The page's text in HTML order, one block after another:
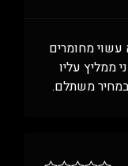
מחומרים
ממליץ עליו
משתלם.